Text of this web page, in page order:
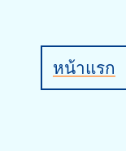
หน้าแรก